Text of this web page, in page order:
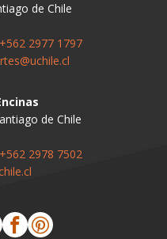
de Chile
+562 2977 1797
de Chile
+562 2978 7502